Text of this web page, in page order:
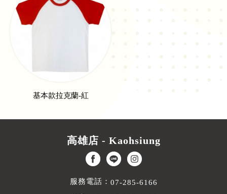
基本款拉克蘭-紅
高雄店 - Kaohsiung
服務電話： 07-285-6166